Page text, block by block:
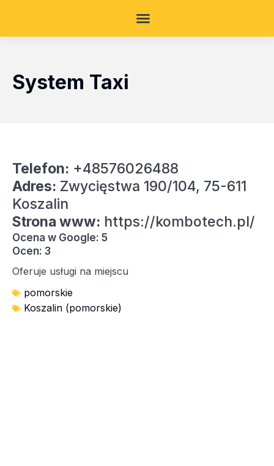
System Taxi
Telefon: +48576026488
Adres: Zwycięstwa 190/104, 75-611
Koszalin
Strona www: https://kombotech.pl/
Ocena w Google: 5
Ocen: 3
Oferuje usługi na miejscu
pomorskie
Koszalin (pomorskie)